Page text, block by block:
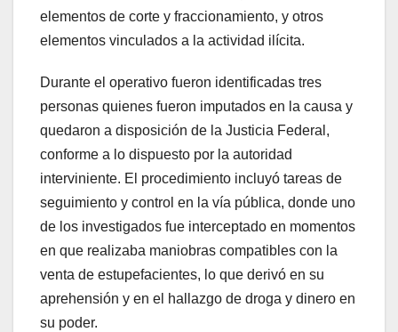
elementos de corte y fraccionamiento, y otros
elementos vinculados a la actividad ilícita.
Durante el operativo fueron identificadas tres
personas quienes fueron imputados en la causa y
quedaron a disposición de la Justicia Federal,
conforme a lo dispuesto por la autoridad
interviniente. El procedimiento incluyó tareas de
seguimiento y control en la vía pública, donde uno
de los investigados fue interceptado en momentos
en que realizaba maniobras compatibles con la
venta de estupefacientes, lo que derivó en su
aprehensión y en el hallazgo de droga y dinero en
su poder.